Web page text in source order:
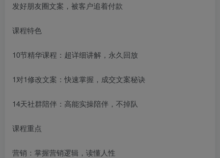
发好朋友圈文案，被客户追着付款
课程特色
10节精华课程：超详细讲解，永久回放
1对1修改文案：快速掌握，成交文案秘诀
14天社群陪伴：高能实操陪伴，不掉队
课程重点
营销：掌握营销逻辑，读懂人性